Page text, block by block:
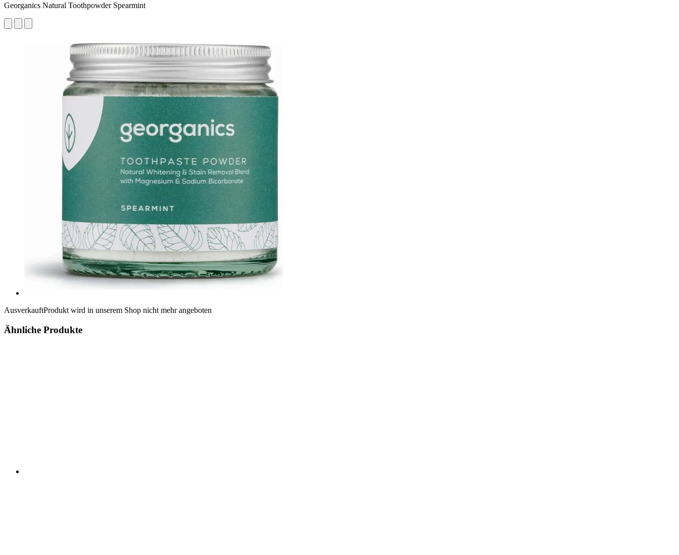
Georganics Natural Toothpowder Spearmint
AusverkauftProdukt wird in unserem Shop nicht mehr angeboten
Ähnliche Produkte